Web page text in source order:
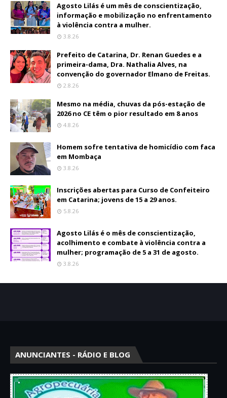
Agosto Lilás é um mês de conscientização,
informação e mobilização no enfrentamento
à violência contra a mulher.
3.8.26
Prefeito de Catarina, Dr. Renan Guedes e a
primeira-dama, Dra. Nathalia Alves, na
convenção do governador Elmano de Freitas.
2.8.26
Mesmo na média, chuvas da pós-estação de
2026 no CE têm o pior resultado em 8 anos
4.8.26
Homem sofre tentativa de homicídio com faca
em Mombaça
3.8.26
Inscrições abertas para Curso de Confeiteiro
em Catarina; jovens de 15 a 29 anos.
5.8.26
Agosto Lilás é o mês de conscientização,
acolhimento e combate à violência contra a
mulher; programação de 5 a 31 de agosto.
3.8.26
ANUNCIANTES - RÁDIO E BLOG